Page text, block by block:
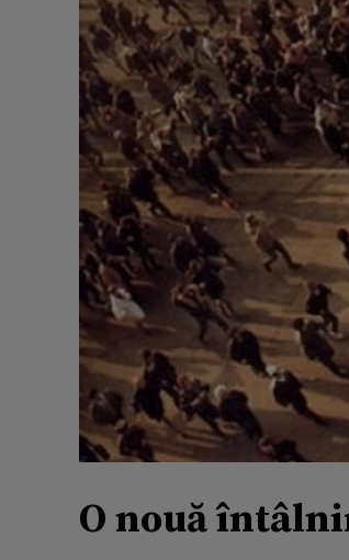
O nouă